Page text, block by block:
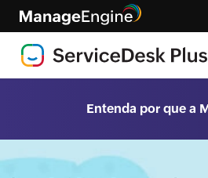
Entenda por que a